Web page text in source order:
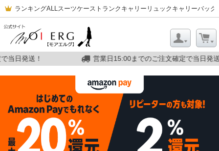
ランキングALLスーツケース トランクキャリー リュックキャリーバッグ
までのご注文確定で当日発送！ 営業日15:00まで